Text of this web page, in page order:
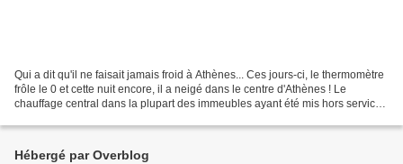
Qui a dit qu'il ne faisait jamais froid à Athènes... Ces jours-ci, le thermomètre
frôle le 0 et cette nuit encore, il a neigé dans le centre d'Athènes ! Le
chauffage central dans la plupart des immeubles ayant été mis hors service
Hébergé par Overblog